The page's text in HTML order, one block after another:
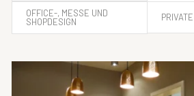
OFFICE-, MESSE UND
SHOPDESIGN